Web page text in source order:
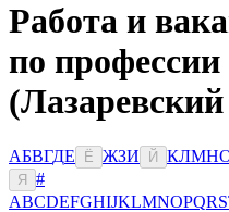
Работа и
по
АБВГДЕ Ё ЖЗИ Й КЛМН
Я
#
ABCDEFGHIJKLMNOPQRS